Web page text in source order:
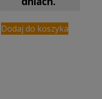
Dodaj do koszyka